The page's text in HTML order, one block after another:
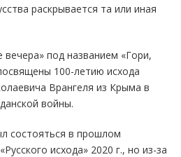
раскрывается та или иная
вечера» под названием «Гори,
100-летию исхода
Врангеля из Крыма в
войны.
состояться в прошлом
исхода» 2020 г., но из-за